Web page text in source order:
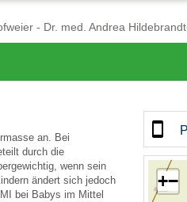
- Dr. med. Andrea
an. Bei
durch die
wenn sein
ändert sich jedoch
bei Babys im Mittel
+−